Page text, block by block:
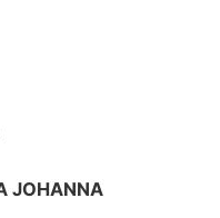
JOHANNA